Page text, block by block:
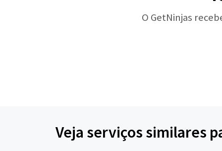
O GetNinjas
Veja serviços similares